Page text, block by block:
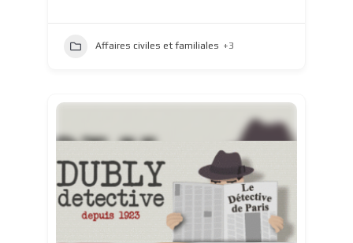
Affaires civiles et familiales +3